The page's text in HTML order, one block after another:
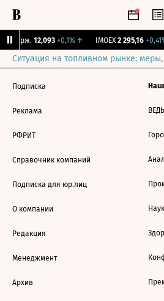
Бирж. 12,093 +0,1%↑ IMOEX 2 295,16 +0,41%
Ситуация на топливном рынке: меры,
Подписка
Реклама
РФРИТ
Справочник компаний
Подписка для юр.лиц
О компании
Редакция
Менеджмент
Архив
ВЕДЫ